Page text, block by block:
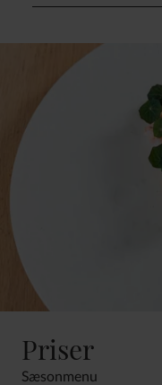
Priser
Sæsonmenu